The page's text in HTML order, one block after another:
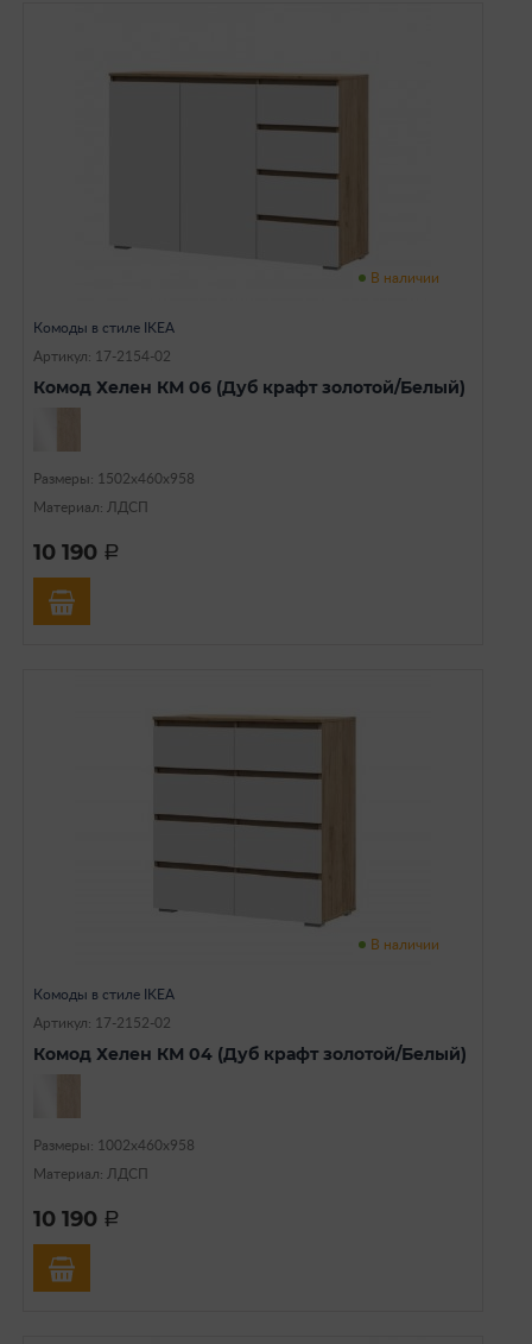
В наличии
Комоды в стиле IKEA
Артикул: 17-2154-02
Комод Хелен КМ 06 (Дуб крафт золотой/Белый)
Размеры: 1502х460х958
Материал: ЛДСП
10 190 a
В наличии
Комоды в стиле IKEA
Артикул: 17-2152-02
Комод Хелен КМ 04 (Дуб крафт золотой/Белый)
Размеры: 1002х460х958
Материал: ЛДСП
10 190 a